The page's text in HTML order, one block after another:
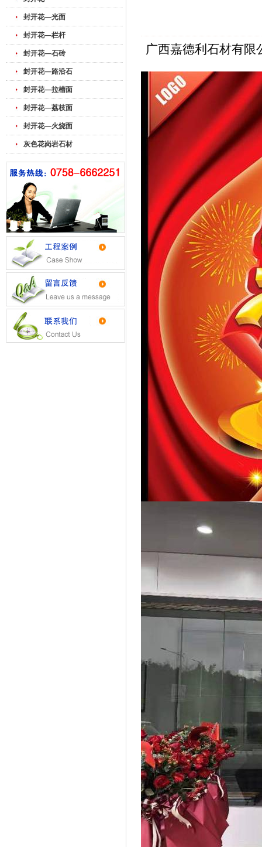
封开花—光面
封开花—栏杆
封开花—石砖
封开花—路沿石
封开花—拉槽面
封开花—荔枝面
封开花—火烧面
灰色花岗岩石材
广西嘉德利石材有